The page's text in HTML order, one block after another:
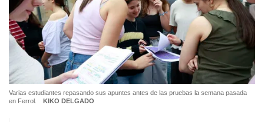
Varias estudiantes repasando sus apuntes antes de las pruebas la semana pasada
en Ferrol.
KIKO DELGADO